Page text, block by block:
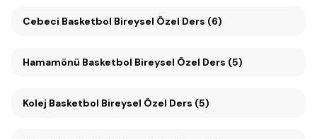
Cebeci Basketbol Bireysel Özel Ders (6)
Hamamönü Basketbol Bireysel Özel Ders (5)
Kolej Basketbol Bireysel Özel Ders (5)